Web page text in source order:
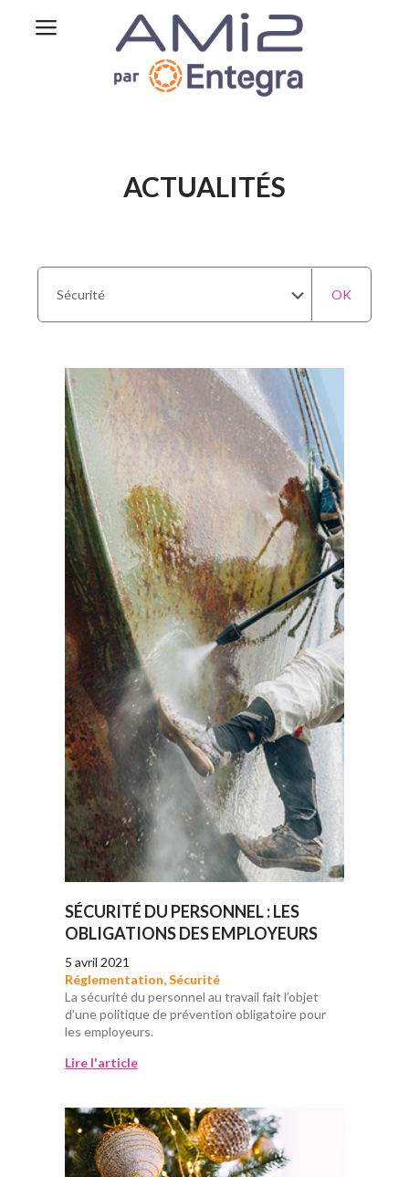
ACTUALITÉS
OK
SÉCURITÉ DU PERSONNEL : LES
OBLIGATIONS DES EMPLOYEURS
5 avril 2021
Réglementation,Sécurité
La sécurité du personnel au travail fait l’objet
d’une politique de prévention obligatoire pour
les employeurs.
Lire l'article